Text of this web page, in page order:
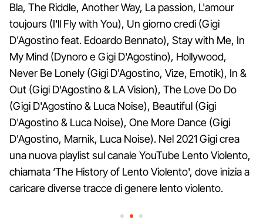
Bla, The Riddle, Another Way, La passion, L'amour
toujours (I'll Fly with You), Un giorno credi (Gigi
D'Agostino feat. Edoardo Bennato), Stay with Me, In
My Mind (Dynoro e Gigi D'Agostino), Hollywood,
Never Be Lonely (Gigi D'Agostino, Vize, Emotik), In &
Out (Gigi D'Agostino & LA Vision), The Love Do Do
(Gigi D'Agostino & Luca Noise), Beautiful (Gigi
D'Agostino & Luca Noise), One More Dance (Gigi
D'Agostino, Marnik, Luca Noise). Nel 2021 Gigi crea
una nuova playlist sul canale YouTube Lento Violento,
chiamata ‘The History of Lento Violento', dove inizia a
caricare diverse tracce di genere lento violento.